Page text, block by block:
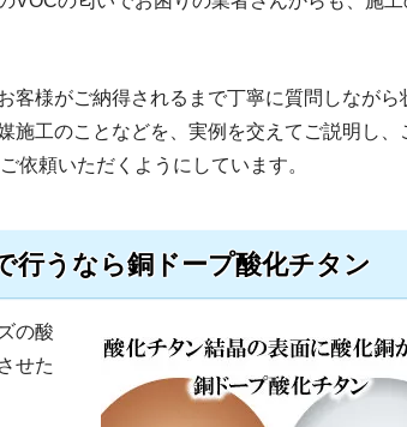
客様がご納得されるまで丁寧に質問しながら
施工のことなどを、実例を交えてご説明し、
依頼いただくようにしています。
行うなら銅ドープ酸化チタン
の酸
せた